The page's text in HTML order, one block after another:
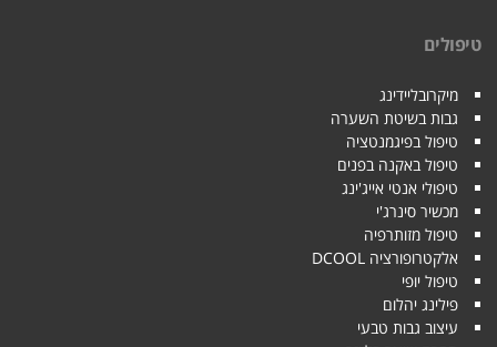
טיפולים
מיקרובליידינג
גבות בשיטת השערה
טיפול בפיגמנטציה
טיפול באקנה בפנים
טיפולי אנטי אייג'ינג
מכשיר סינרג'י
טיפול מזותרפיה
אלקטרופורציה DCOOL
טיפול יופי
פילינג יהלום
עיצוב גבות טבעי